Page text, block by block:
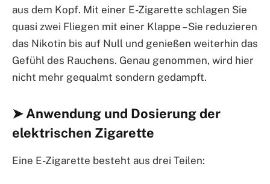
aus dem Kopf. Mit einer E-Zigarette schlagen Sie
quasi zwei Fliegen mit einer Klappe – Sie reduzieren
das Nikotin bis auf Null und genießen weiterhin das
Gefühl des Rauchens. Genau genommen, wird hier
nicht mehr gequalmt sondern gedampft.
➤ Anwendung und Dosierung der
elektrischen Zigarette
Eine E-Zigarette besteht aus drei Teilen: